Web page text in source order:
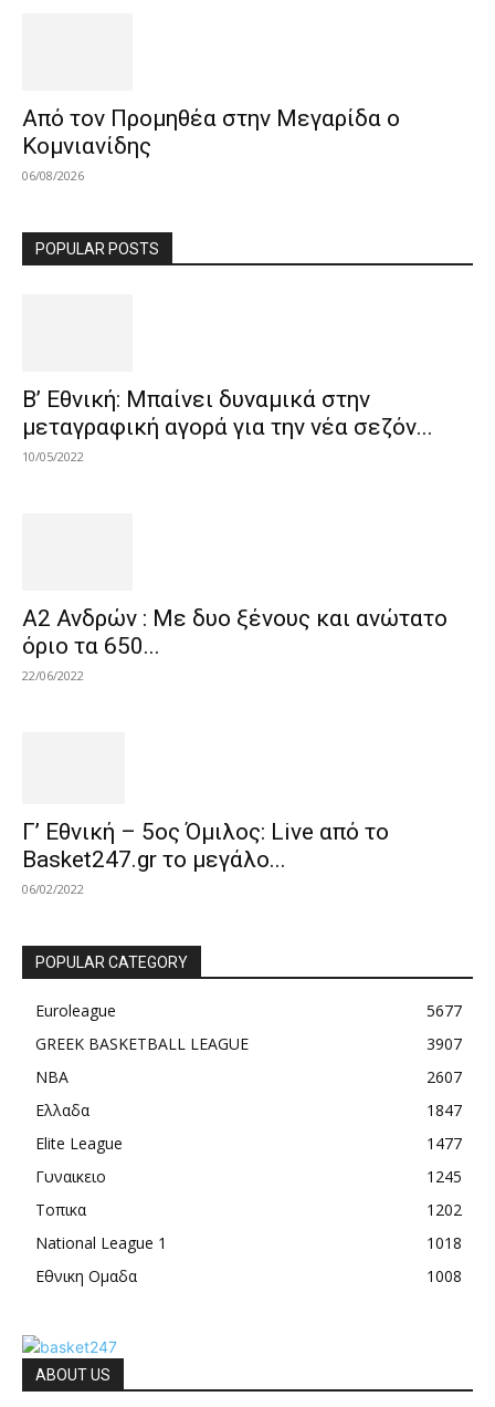
Από τον Προμηθέα στην Μεγαρίδα ο
Κομνιανίδης
06/08/2026
POPULAR POSTS
Β’ Εθνική: Μπαίνει δυναμικά στην
μεταγραφική αγορά για την νέα σεζόν...
10/05/2022
Α2 Ανδρών : Με δυο ξένους και ανώτατο
όριο τα 650...
22/06/2022
Γ’ Εθνική – 5ος Όμιλος: Live από το
Basket247.gr το μεγάλο...
06/02/2022
POPULAR CATEGORY
Euroleague
5677
GREEK BASKETBALL LEAGUE
3907
NBA
2607
Ελλαδα
1847
Elite League
1477
Γυναικειο
1245
Τοπικα
1202
National League 1
1018
Εθνικη Ομαδα
1008
ABOUT US